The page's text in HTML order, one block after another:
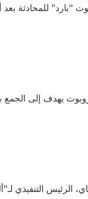
"بارد" للمحادثة
يهدف إلى الجمع
الرئيس التنفيذي